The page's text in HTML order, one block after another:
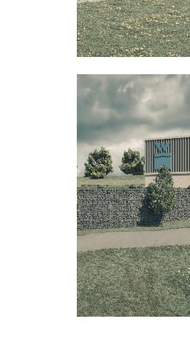
Bureaux